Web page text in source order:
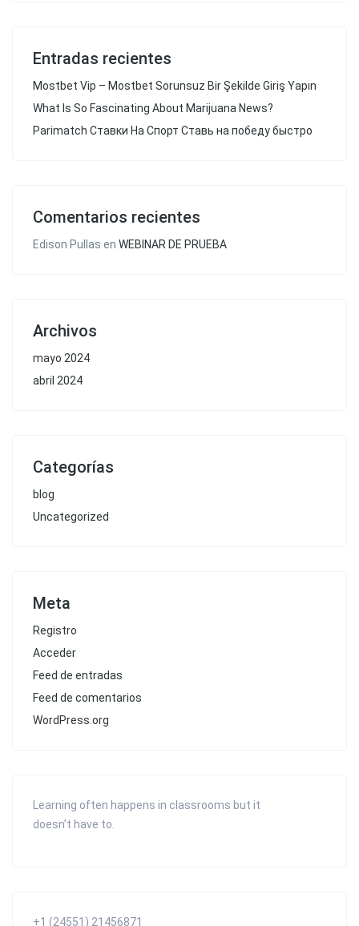
Entradas recientes
Mostbet Vip – Mostbet Sorunsuz Bir Şekilde Giriş Yapın
What Is So Fascinating About Marijuana News?
Parimatch Ставки На Спорт Ставь на победу быстро
Comentarios recientes
Edison Pullas en WEBINAR DE PRUEBA
Archivos
mayo 2024
abril 2024
Categorías
blog
Uncategorized
Meta
Registro
Acceder
Feed de entradas
Feed de comentarios
WordPress.org
Learning often happens in classrooms but it
doesn’t have to.
+1 (24551) 21456871